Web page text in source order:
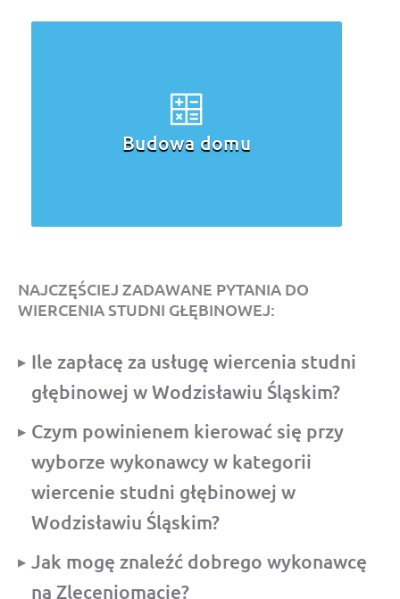
Budowa domu
NAJCZĘŚCIEJ ZADAWANE PYTANIA DO
WIERCENIA STUDNI GŁĘBINOWEJ:
Ile zapłacę za usługę wiercenia studni
głębinowej w Wodzisławiu Śląskim?
Czym powinienem kierować się przy
wyborze wykonawcy w kategorii
wiercenie studni głębinowej w
Wodzisławiu Śląskim?
Jak mogę znaleźć dobrego wykonawcę
na Zleceniomacie?